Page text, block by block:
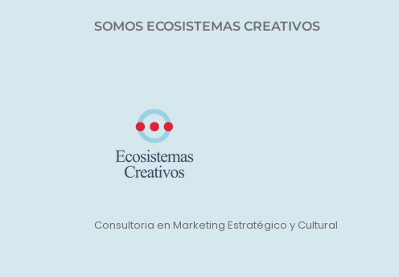
SOMOS ECOSISTEMAS CREATIVOS
Consultoria en Marketing Estratégico y Cultural